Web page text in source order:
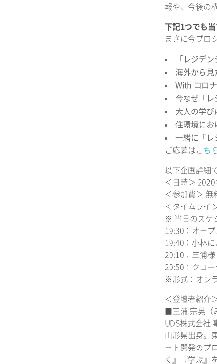
報や、今後の
下記1つでも
まさに今プロ
「レジデ
海外から見
With コロ
今なぜ「レ
大人の学び
住環境にお
一緒に「レ
ご応募は こち
以下企画詳細
＜日時＞
＜参加費＞ 無
＜タイムライ
※ 当日のスケ
19:30：オー
19:40：小林
20:10：三浦
20:50：クロ
※形式：オン
＜登壇者紹介
■三浦 宗晃（
UDS株式会社
山形県出身。
ート開発のプ
く』『学ぶ』